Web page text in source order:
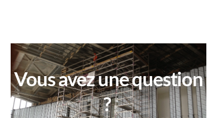
Vous avez une question
?